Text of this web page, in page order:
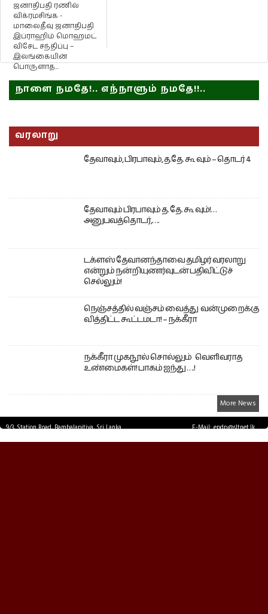
ஜனாதிபதி ரணில்
விக்ரமசிங்க -
மாலைதீவு ஜனாதிபதி
இப்ராஹிம் மொஹமட்
விசேட சந்திப்பு –
இலங்கையின்
பொருளாத...
நாளை நமதே!.. எந்நாளும் நமதே!!..
வரலாறு
தேவாவும், பிரபாவும், த.தே. கூ வும் – தொடர் 4
தேவாவும் பிரபாவும் த. தே. கூ வும்!…
அனுபவத்தொடர்,….
டக்ளஸ் தேவானந்தாவை தமிழர் வரலாறு
என்றும் நன்றியுணர்வுடன் பதிவிட்டுச்
செல்லும்!
நெஞ்சத்தில் வஞ்சம் வைத்து வன்முறைக்கு
வித்திட்ட கூட்டமடா! – நக்கீரா
நக்கீரா முகநூல் சொல்லும் வெளிவராத
உண்மைகள்! பாகம் ஐந்து ….!
More News
9/3, Station Road, Bambalapitiya, Sri Lanka.
E-Mail: epdp@sltnet.lk